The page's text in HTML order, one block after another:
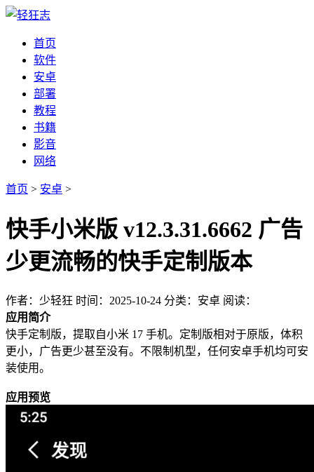
首页
软件
安卓
部署
教程
书籍
影音
网络
首页 > 安卓 >
快手小米版 v12.3.31.6662 广告
少更流畅的快手定制版本
作者：少轻狂 时间：2025-10-24 分类：安卓 阅读：
应用简介
快手定制版，提取自小米 17 手机。定制版相对于原版，体积
更小，广告更少甚至没有。不限制机型，任何安卓手机均可安
装使用。
应用预览